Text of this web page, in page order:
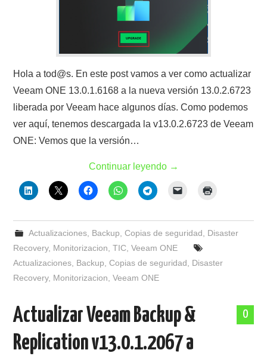
Hola a tod@s. En este post vamos a ver como actualizar
Veeam ONE 13.0.1.6168 a la nueva versión 13.0.2.6723
liberada por Veeam hace algunos días. Como podemos
ver aquí, tenemos descargada la v13.0.2.6723 de Veeam
ONE: Vemos que la versión…
Continuar leyendo →
Actualizaciones, Backup Copias de seguridad
Disaster
Recovery, Monitorizacion ,TIC ,Veeam ONE
Actualizaciones Backup ,Copias de seguridad
Disaster
Recovery, Monitorizacion ,Veeam ONE
0
Actualizar Veeam Backup &
Replication v13.0.1.2067 a